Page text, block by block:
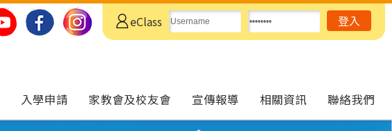
eClass
入學申請 家教會及校友會 宣傳報導 相關資訊 聯絡我們